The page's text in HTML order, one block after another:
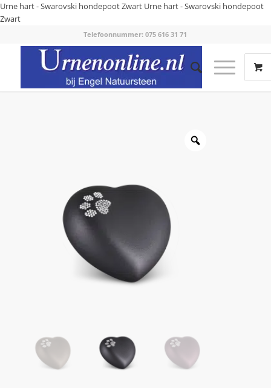
Urne hart - Swarovski hondepoot Zwart Urne hart - Swarovski hondepoot
Zwart
Telefoonnummer: 075 616 31 71